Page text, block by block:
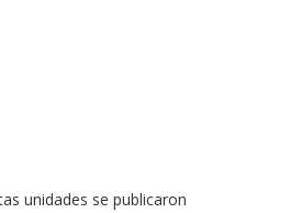
unidades se publicaron